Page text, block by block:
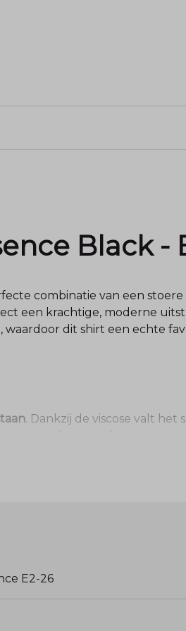
Black -
combinatie van een
een krachtige, moderne
dit shirt een echte
. Dankzij de viscose valt het
van elastaan zorgt
E2-26